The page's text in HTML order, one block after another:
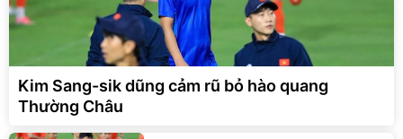
Kim Sang-sik dũng cảm rũ bỏ hào quang
Thường Châu